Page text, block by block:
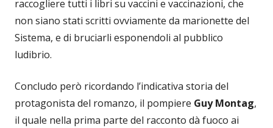
raccogliere tutti i libri su vaccini e vaccinazioni, che
non siano stati scritti ovviamente da marionette del
Sistema, e di bruciarli esponendoli al pubblico
ludibrio.
Concludo però ricordando l’indicativa storia del
protagonista del romanzo, il pompiere Guy Montag,
il quale nella prima parte del racconto dà fuoco ai